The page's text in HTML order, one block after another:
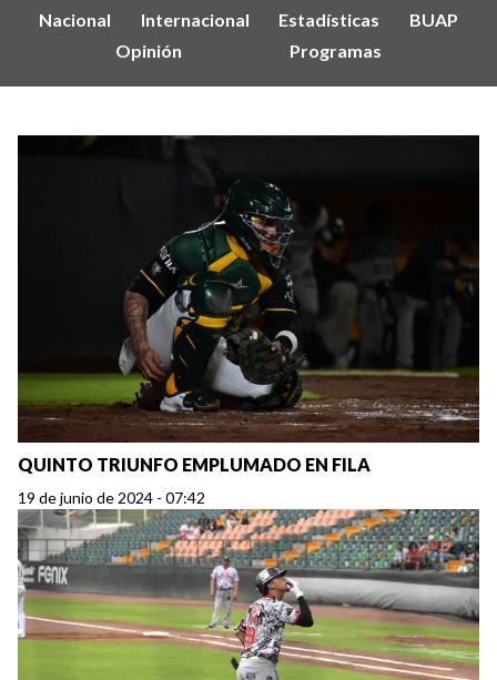
Nacional
Internacional Estadísticas
BUAP
Opinión
Programas
QUINTO TRIUNFO EMPLUMADO EN FILA
19 de junio de 2024 - 07:42